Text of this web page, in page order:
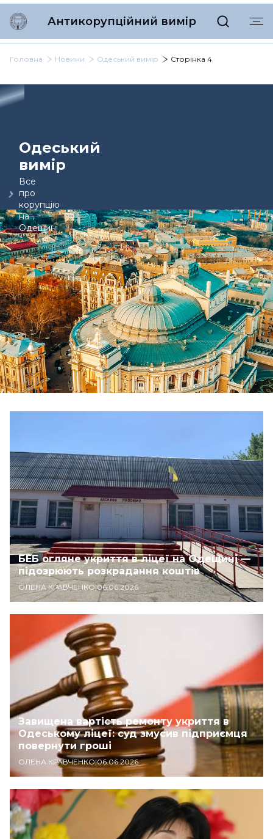
Антикорупційний вимір
Головна Новини Одеський вимір Сторінка 4
Одеський
вимір
Все
про
корупцію
на
Одещині
БЕБ огляне укриття в ліцеї на Одещині —
підозрюють розкрадання коштів
ОЛЕНА КРАВЧЕНКО|06.06.2026
Завищена вартість ремонту укриття в
Одеському ліцеї: суд змусив підприємця
повернути гроші
ОЛЕНА КРАВЧЕНКО|06.06.2026